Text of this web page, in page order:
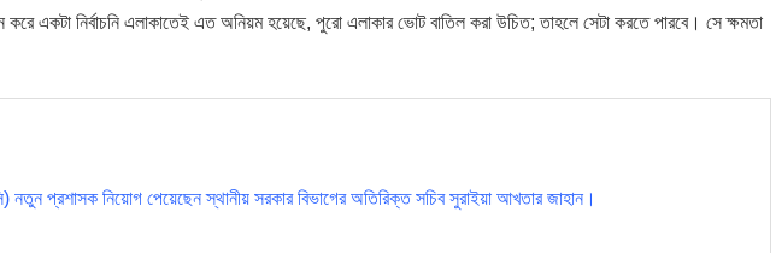
একটা নির্বাচনি এলাকাতেই এত অনিয়ম হয়েছে, পুরো এলাকার ভোট বাতিল করা উচিত; তাহলে সেটা করতে পারবে। সে ক্ষমতা
নতুন প্রশাসক নিয়োগ পেয়েছেন স্থানীয় সরকার বিভাগের অতিরিক্ত সচিব সুরাইয়া আখতার জাহান।